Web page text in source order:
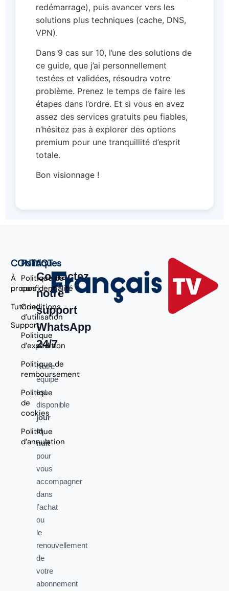
redémarrage), puis avancer vers les
solutions plus techniques (cache, DNS,
VPN).
Dans 9 cas sur 10, l’une des solutions de
ce guide, que j’ai personnellement
testées et validées, résoudra votre
problème. Prenez le temps de faire les
étapes dans l’ordre. Et si vous en avez
assez des services gratuits peu fiables,
n’hésitez pas à explorer des options
premium pour une tranquillité d’esprit
totale.
Bon visionnage !
CONTACT
À
propos
Tutoriel
Support
Politiques
Politique de
confidentialité
Conditions
d’utilisation
Politique
d’expédition
Politique de
remboursement
Politique
de
cookies
Politique
d’annulation
Contactez
notre
support
WhatsApp
24/7
Notre
équipe
est
disponible
jour
et
nuit
pour
vous
accompagner
dans
l’achat
ou
le
renouvellement
de
votre
abonnement